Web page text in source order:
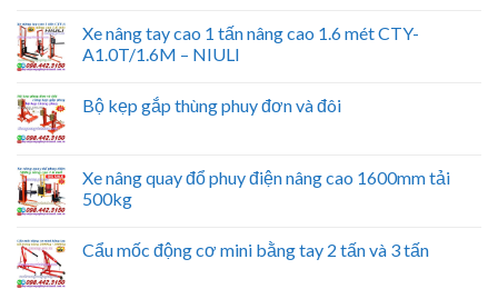
Xe nâng tay cao 1 tấn nâng cao 1.6 mét CTY-
A1.0T/1.6M – NIULI
Bộ kẹp gắp thùng phuy đơn và đôi
Xe nâng quay đổ phuy điện nâng cao 1600mm tải
500kg
Cẩu mốc động cơ mini bằng tay 2 tấn và 3 tấn